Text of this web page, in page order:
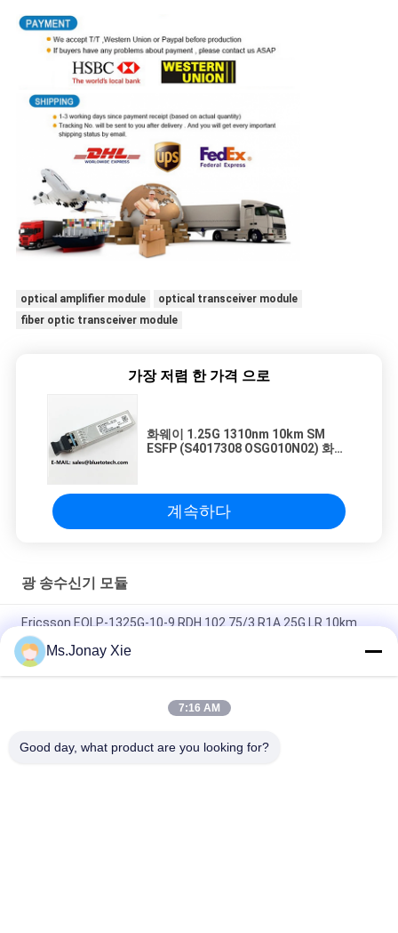
optical amplifier module
optical transceiver module
fiber optic transceiver module
가장 저렴 한 가격 으로
화웨이 1.25G 1310nm 10km SM
ESFP (S4017308 OSG010N02) 화웨
계속하다
광 송수신기 모듈
Ericsson EOLP-1325G-10-9 RDH 102 75/3 R1A 25G LR 10km
SFP28 SMF 1310nm LC 트랜시버
일관성 FTLF8546P5BCV 850NM 옥시드 VCSEL, 16X FC, 10GE-
FINISAR FTLX1471D3BCL SFP+ 10Gb/s 1310nm 10km 광 수신
Ms.Jonay Xie
7:16 AM
Good day, what product are you looking for?